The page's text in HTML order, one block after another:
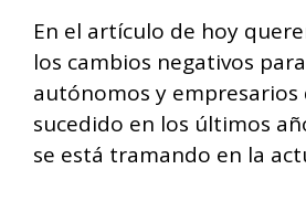
En el artículo de hoy
los cambios negativos
autónomos y empresarios
sucedido en los últimos
se está tramando en la